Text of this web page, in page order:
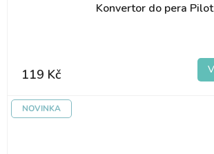
Konvertor do pera Pilot
119 Kč
NOVINKA